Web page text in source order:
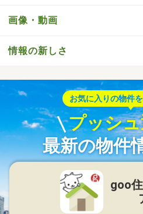
画像・動画
情報の新しさ
お気に入りの物件
プッシ
最新の物件
goo